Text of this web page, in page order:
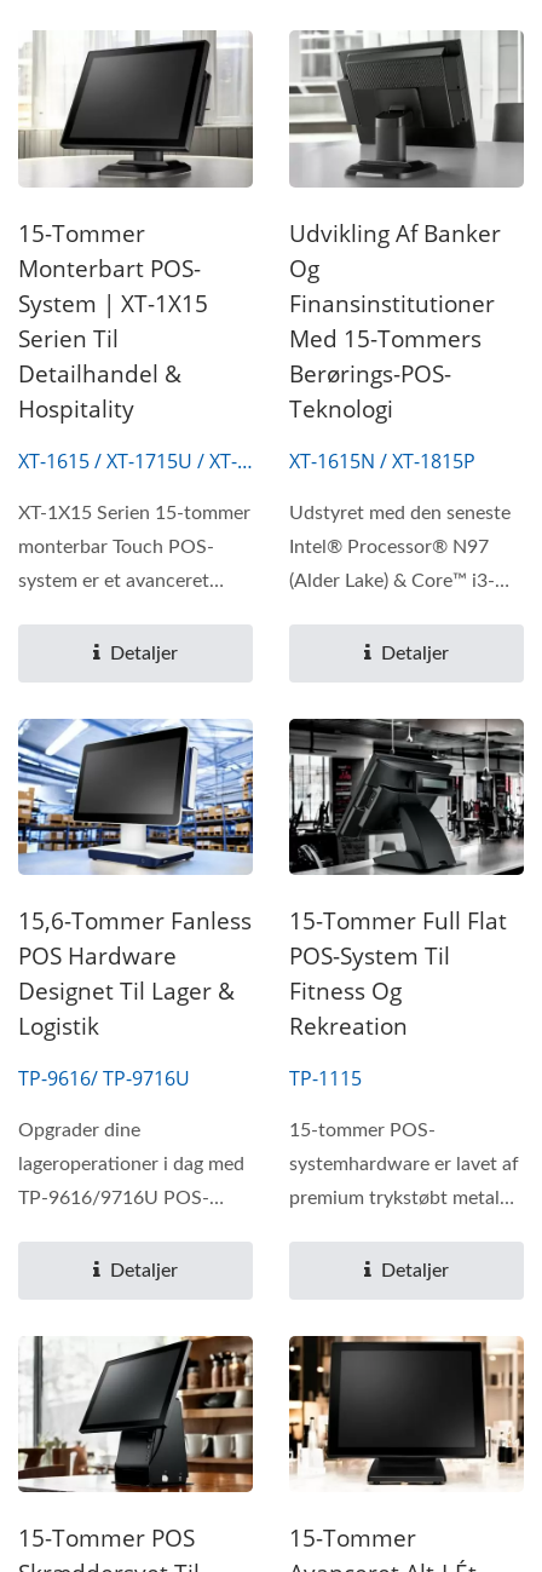
15-Tommer
Monterbart POS-
System | XT-1X15
Serien Til
Detailhandel &
Hospitality
XT-1615 / XT-1715U / XT-
XT-1X15 Serien 15-tommer
monterbar Touch POS-
system er et avanceret
detailhandel...Detaljer
Udvikling Af Banker
Og
Finansinstitutioner
Med 15-Tommers
Berørings-POS-
Teknologi
XT-1615N / XT-1815P
Udstyret med den seneste
Intel® Processor® N97
(Alder Lake) & Core™ i3-
Detaljer
15,6-Tommer Fanless
POS Hardware
Designet Til Lager &
Logistik
TP-9616/ TP-9716U
Opgrader dine
lageroperationer i dag med
TP-9616/9716U POS-
ydeevne,...
Detaljer
15-Tommer Full Flat
POS-System Til
Fitness Og
Rekreation
TP-1115
15-tommer POS-
systemhardware er lavet af
premium trykstøbt metal
Detaljer
15-Tommer POS
15-Tommer